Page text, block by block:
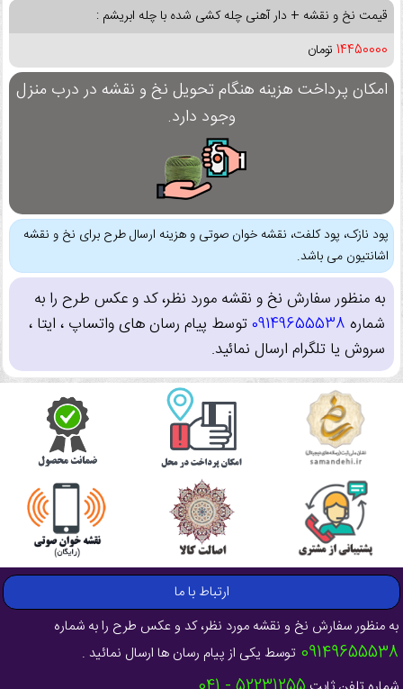
قیمت نخ و نقشه + دار آهنی چله کشی شده با چله ابریشم :
14450000 تومان
امکان پرداخت هزینه هنگام تحویل نخ و نقشه در درب منزل
وجود دارد.
پود نازک، پود کلفت، نقشه خوان صوتی و هزینه ارسال طرح برای نخ و نقشه
اشانتیون می باشد.
به منظور سفارش نخ و نقشه مورد نظر، کد و عکس طرح را به
شماره 09149655538توسط پیام رسان های واتساپ ، ایتا ،
سروش یا تلگرام ارسال نمائید.
ارتباط با ما
به منظور سفارش نخ و نقشه مورد نظر، کد و عکس طرح را به شماره
09149655538 توسط یکی از پیام رسان ها ارسال نمائید .